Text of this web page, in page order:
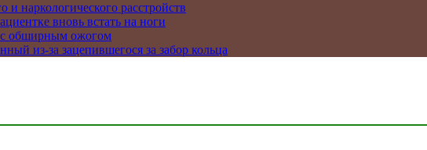
и наркологического расстройств
вновь встать на ноги
с обширным ожогом
из-за зацепившегося за забор кольца